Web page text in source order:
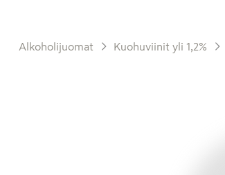
Alkoholijuomat Kuohuviinit yli 1,2%